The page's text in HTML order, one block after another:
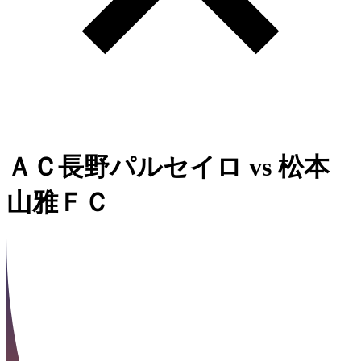
ＡＣ長野パルセイロ vs 松本
山雅ＦＣ